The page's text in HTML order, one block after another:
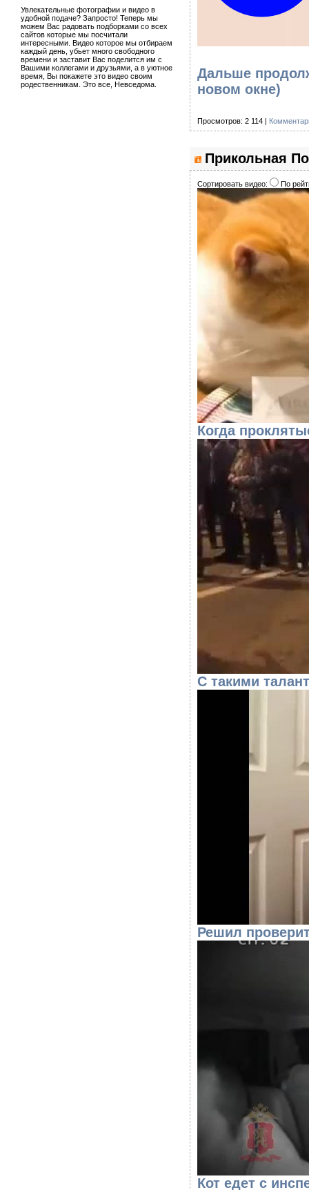
Увлекательные фотографии и видео в
удобной подаче? Запросто! Теперь мы
можем Вас радовать подборками со всех
сайтов которые мы посчитали
интересными. Видео которое мы отбираем
каждый день, убьет много свободного
времени и заставит Вас поделится им с
Вашими коллегами и друзьями, а в уютное
время, Вы покажете это видео своим
родественникам. Это все, Невседома.
Дальше
новом окне)
Просмотров: 2 114 |
Прикольная
Сортировать видео: По
Когда
С такими
Решил
Кот едет с